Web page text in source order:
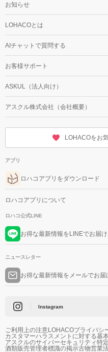
お知らせ
LOHACOとは
AIチャットで質問する
お客様サポート
ASKUL（法人向け）
アスクル株式会社（会社概要）
LOHACOをお
アプリ
ロハコアプリをダウンロード
ロハコアプリについて
ロハコ公式LINE
お得な最新情報をLINEでお届
ニュースレター
お得な最新情報をメールでお届
Instagram
ご利用上の注意LOHACOプライバシ
カスタマーハラスメントに対する基
アスクルのサイバーセキュリティ特
酒類販売管理者標識の掲示古物営業